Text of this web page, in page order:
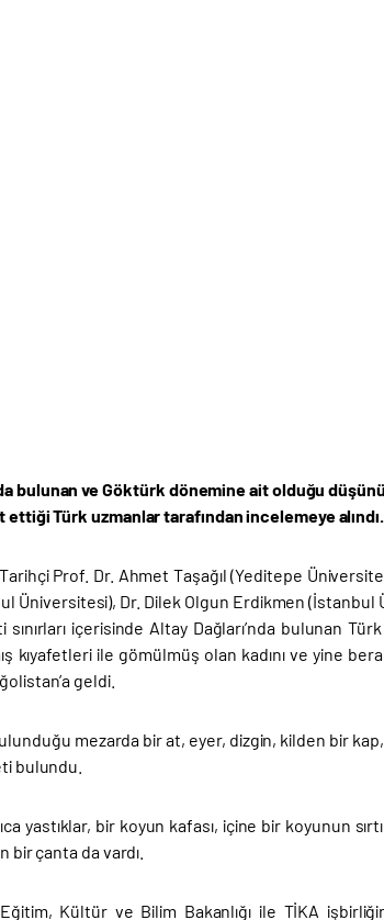
bulunan ve Göktürk dönemine ait olduğu
ettiği Türk uzmanlar tarafından incelemeye alındı.
Prof. Dr. Ahmet Taşağıl (Yeditepe
Üniversitesi), Dr. Dilek Olgun Erdikmen (İstanbul
sınırları içerisinde Altay Dağları’nda bulunan
kıyafetleri ile gömülmüş olan kadını ve yine
geldi.
mezarda bir at, eyer, dizgin, kilden bir
bulundu.
yastıklar, bir koyun kafası, içine bir koyunun
bir çanta da vardı.
Kültür ve Bilim Bakanlığı ile TİKA